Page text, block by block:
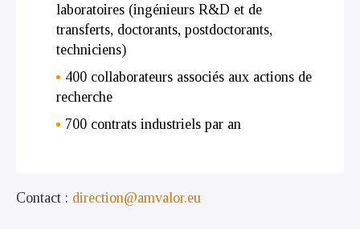
laboratoires (ingénieurs R&D et de
transferts, doctorants, postdoctorants,
techniciens)
400 collaborateurs associés aux actions de
recherche
700 contrats industriels par an
Contact : direction@amvalor.eu